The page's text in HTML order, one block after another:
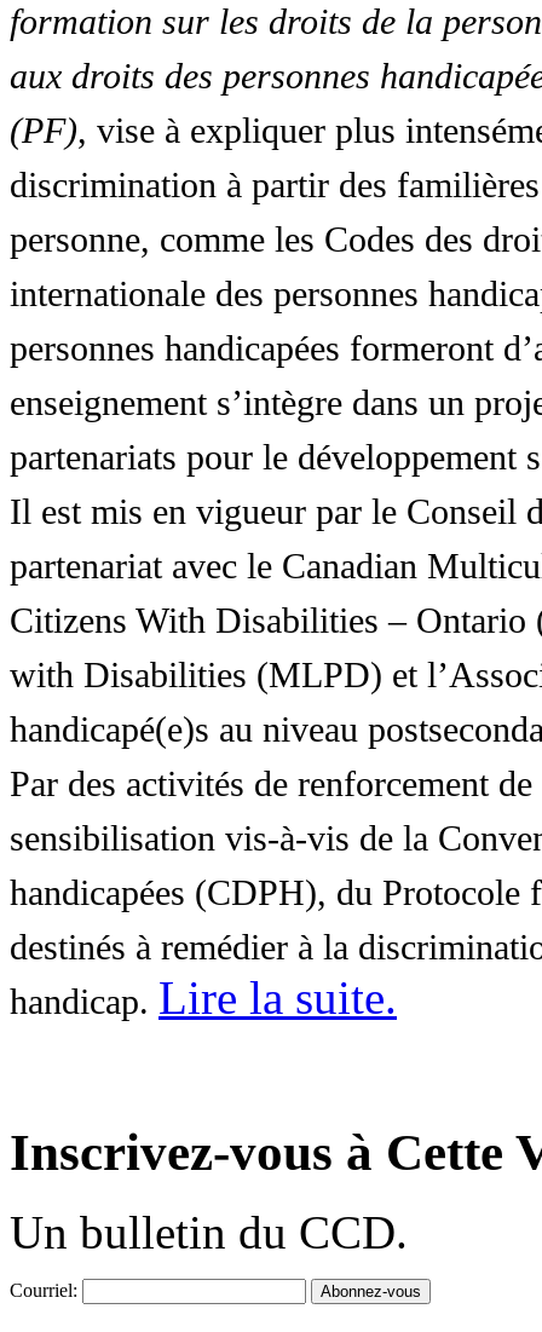
formation sur les droits de la
aux droits des personnes
(PF), vise à expliquer plus
discrimination à partir des
personne, comme les Codes des
internationale des personnes
personnes handicapées formeront
enseignement s’intègre dans un
partenariats pour le développement
Il est mis en vigueur par le Conseil
partenariat avec le Canadian
Citizens With Disabilities – Ontario
with Disabilities (MLPD) et
handicapé(e)s au niveau
Par des activités de renforcement
sensibilisation vis-à-vis de la
handicapées (CDPH), du Protocole
destinés à remédier à la
handicap. Lire la suite.
Inscrivez-vous à Cette
Un bulletin du CCD.
Courriel: